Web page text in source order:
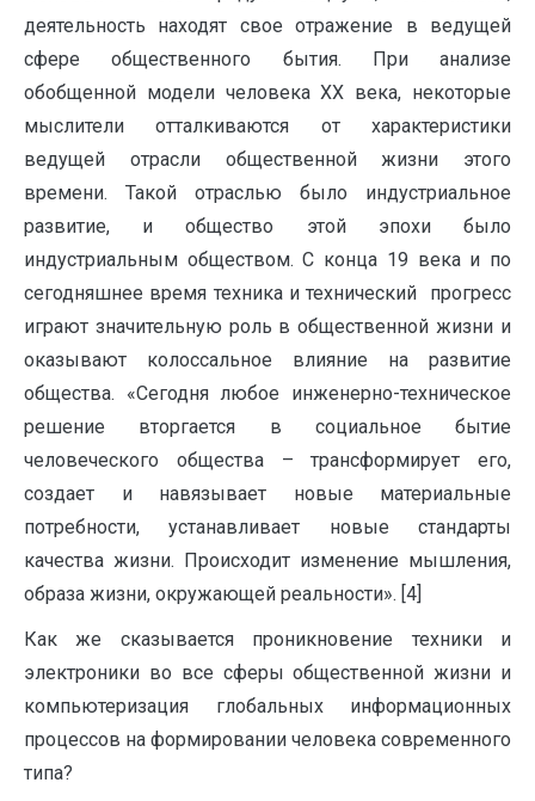
деятельность находят свое отражение в ведущей
сфере общественного бытия. При анализе
обобщенной модели человека XX века, некоторые
мыслители отталкиваются от характеристики
ведущей отрасли общественной жизни этого
времени. Такой отраслью было индустриальное
развитие, и общество этой эпохи было
индустриальным обществом. С конца 19 века и по
сегодняшнее время техника и технический прогресс
играют значительную роль в общественной жизни и
оказывают колоссальное влияние на развитие
общества. «Сегодня любое инженерно-техническое
решение вторгается в социальное бытие
человеческого общества – трансформирует его,
создает и навязывает новые материальные
потребности, устанавливает новые стандарты
качества жизни. Происходит изменение мышления,
образа жизни, окружающей реальности». [4]
Как же сказывается проникновение техники и
электроники во все сферы общественной жизни и
компьютеризация глобальных информационных
процессов на формировании человека современного
типа?